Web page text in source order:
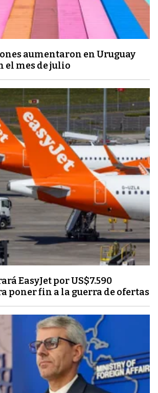
aumentaron en Uruguay
el mes de julio
EasyJet por US$7.590
poner fin a la guerra de ofertas